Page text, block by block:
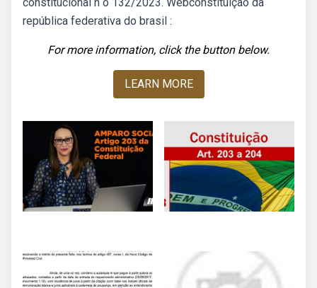
república federativa do brasil :
For more information, click the button below.
LEARN MORE